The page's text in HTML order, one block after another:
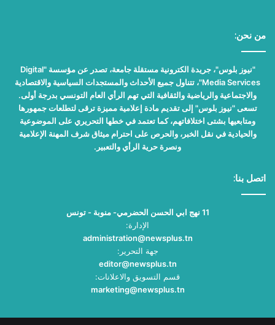
من نحن:
"نيوز بلوس"، جريدة الكترونية مستقلة جامعة، تصدر عن مؤسسة "Digital
Media Services"، تتناول جميع الأحداث والمستجدات السياسية والاقتصادية
والاجتماعية والرياضية والثقافية التي تهم الرأي العام التونسي بدرجة أولى.
تسعى "نيوز بلوس" إلى تقديم مادة إعلامية مميزة ترقى لتطلعات جمهورها
ومتابعيها بشتى اختلافاتهم، كما تعتمد في خطها التحريري على الموضوعية
والحيادية في نقل الخبر، والحرص على احترام ميثاق شرف المهنة الإعلامية
ونصرة حرية الرأي والتعبير.
اتصل بنا:
11 نهج ابي الحسن الحضرمي- منوبة - تونس
الإدارة:
administration@newsplus.tn
جهة التحرير:
editor@newsplus.tn
قسم التسويق والاعلانات:
marketing@newsplus.tn